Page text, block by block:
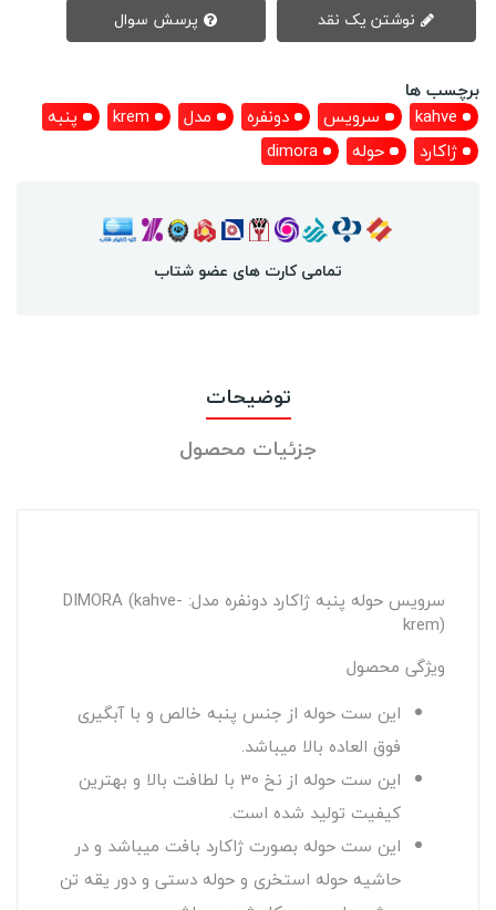
برچسب ها
kahve
سرویس دونفره مدل krem
پنبه
ژاکارد
حوله dimora
تمامی کارت های عضو شتاب
توضیحات
جزئیات محصول
سرویس حوله پنبه ژاکارد دونفره مدل: DIMORA (kahve-
krem)
ویژگی محصول
این ست حوله از جنس پنبه خالص و با آبگیری
فوق العاده بالا میباشد.
این ست حوله از نخ 30 با لطافت بالا و بهترین
کیفیت تولید شده است.
این ست حوله بصورت ژاکارد بافت میباشد و در
حاشیه حوله استخری و حوله دستی و دور یقه تن